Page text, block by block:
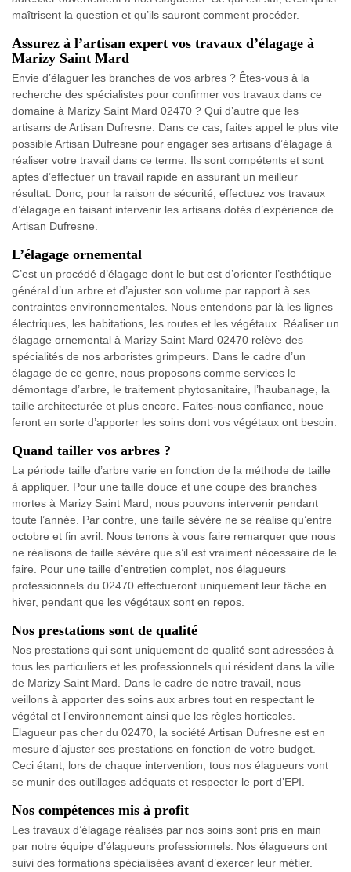
maîtrisent la question et qu’ils sauront comment procéder.
Assurez à l’artisan expert vos travaux d’élagage à
Marizy Saint Mard
Envie d’élaguer les branches de vos arbres ? Êtes-vous à la
recherche des spécialistes pour confirmer vos travaux dans ce
domaine à Marizy Saint Mard 02470 ? Qui d’autre que les
artisans de Artisan Dufresne. Dans ce cas, faites appel le plus vite
possible Artisan Dufresne pour engager ses artisans d’élagage à
réaliser votre travail dans ce terme. Ils sont compétents et sont
aptes d’effectuer un travail rapide en assurant un meilleur
résultat. Donc, pour la raison de sécurité, effectuez vos travaux
d’élagage en faisant intervenir les artisans dotés d’expérience de
Artisan Dufresne.
L’élagage ornemental
C’est un procédé d’élagage dont le but est d’orienter l’esthétique
général d’un arbre et d’ajuster son volume par rapport à ses
contraintes environnementales. Nous entendons par là les lignes
électriques, les habitations, les routes et les végétaux. Réaliser un
élagage ornemental à Marizy Saint Mard 02470 relève des
spécialités de nos arboristes grimpeurs. Dans le cadre d’un
élagage de ce genre, nous proposons comme services le
démontage d’arbre, le traitement phytosanitaire, l’haubanage, la
taille architecturée et plus encore. Faites-nous confiance, noue
feront en sorte d’apporter les soins dont vos végétaux ont besoin.
Quand tailler vos arbres ?
La période taille d’arbre varie en fonction de la méthode de taille
à appliquer. Pour une taille douce et une coupe des branches
mortes à Marizy Saint Mard, nous pouvons intervenir pendant
toute l’année. Par contre, une taille sévère ne se réalise qu’entre
octobre et fin avril. Nous tenons à vous faire remarquer que nous
ne réalisons de taille sévère que s’il est vraiment nécessaire de le
faire. Pour une taille d’entretien complet, nos élagueurs
professionnels du 02470 effectueront uniquement leur tâche en
hiver, pendant que les végétaux sont en repos.
Nos prestations sont de qualité
Nos prestations qui sont uniquement de qualité sont adressées à
tous les particuliers et les professionnels qui résident dans la ville
de Marizy Saint Mard. Dans le cadre de notre travail, nous
veillons à apporter des soins aux arbres tout en respectant le
végétal et l’environnement ainsi que les règles horticoles.
Elagueur pas cher du 02470, la société Artisan Dufresne est en
mesure d’ajuster ses prestations en fonction de votre budget.
Ceci étant, lors de chaque intervention, tous nos élagueurs vont
se munir des outillages adéquats et respecter le port d’EPI.
Nos compétences mis à profit
Les travaux d’élagage réalisés par nos soins sont pris en main
par notre équipe d’élagueurs professionnels. Nos élagueurs ont
suivi des formations spécialisées avant d’exercer leur métier.